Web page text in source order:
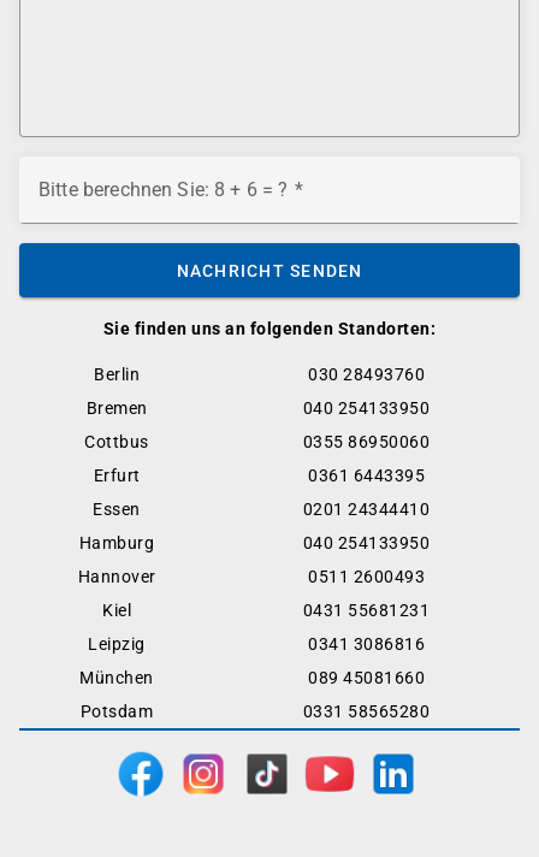
Sie finden uns an folgenden Standorten:
Berlin
030 28493760
Bremen
040 254133950
Cottbus
0355 86950060
Erfurt
0361 6443395
Essen
0201 24344410
Hamburg
040 254133950
Hannover
0511 2600493
Kiel
0431 55681231
Leipzig
0341 3086816
München
089 45081660
Potsdam
0331 58565280
Bitte berechnen Sie: 8 + 6 = ?
NACHRICHT SENDEN